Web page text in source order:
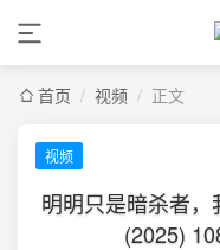
首页 / 视频 / 正文
视频
明明只是暗杀者
(2025)